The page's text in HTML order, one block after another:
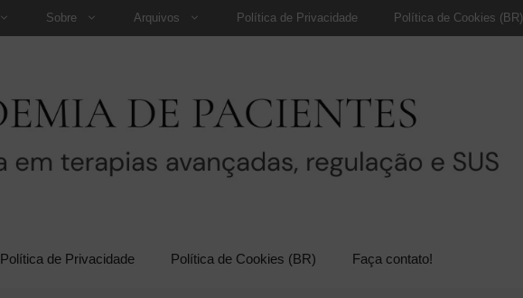
Sobre Arquivos Política de Privacidade Política de Cookies (BR)
Política de Privacidade Política de Cookies (BR) Faça contato!